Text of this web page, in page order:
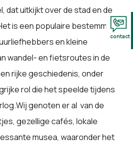
dat uitkijkt over de stad en de
is een populaire bestemming
en kleine
wandel- en fietsroutes in de
rijke geschiedenis, onder
rol die het speelde tijdens
genoten er al van de
gezellige cafés, lokale
musea, waaronder het
contact